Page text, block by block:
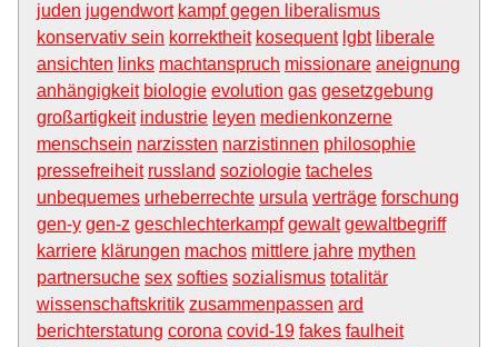
juden jugendwort kampf gegen liberalismus
konservativ sein korrektheit kosequent lgbt liberale
ansichten links machtanspruch missionare aneignung
anhängigkeit biologie evolution gas gesetzgebung
großartigkeit industrie leyen medienkonzerne
menschsein narzissten narzistinnen philosophie
pressefreiheit russland soziologie tacheles
unbequemes urheberrechte ursula verträge forschung
gen-y gen-z geschlechterkampf gewalt gewaltbegriff
karriere klärungen machos mittlere jahre mythen
partnersuche sex softies sozialismus totalitär
wissenschaftskritik zusammenpassen ard
berichterstatung corona covid-19 fakes faulheit